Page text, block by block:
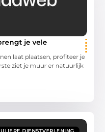
je vele
laat plaatsen, profiteer je
ziet je muur er natuurlijk